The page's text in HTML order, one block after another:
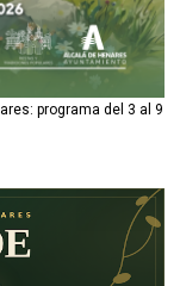
programa del 3 al 9